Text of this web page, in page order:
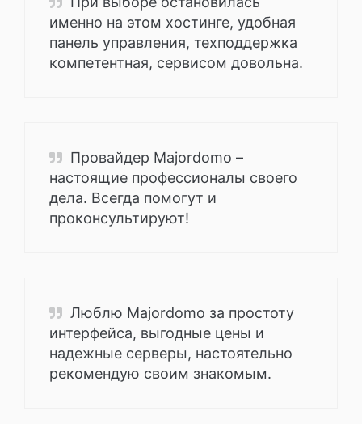
именно на этом хостинге, удобная
панель управления, техподдержка
компетентная, сервисом довольна.
Провайдер Majordomo –
настоящие профессионалы своего
дела. Всегда помогут и
проконсультируют!
Люблю Majordomo за простоту
интерфейса, выгодные цены и
надежные серверы, настоятельно
рекомендую своим знакомым.